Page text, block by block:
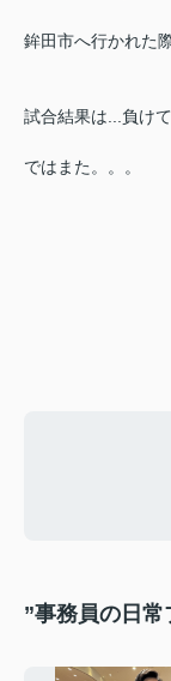
鉾田市へ行かれた
試合結果は...負け
ではまた。。。
”事務員の日